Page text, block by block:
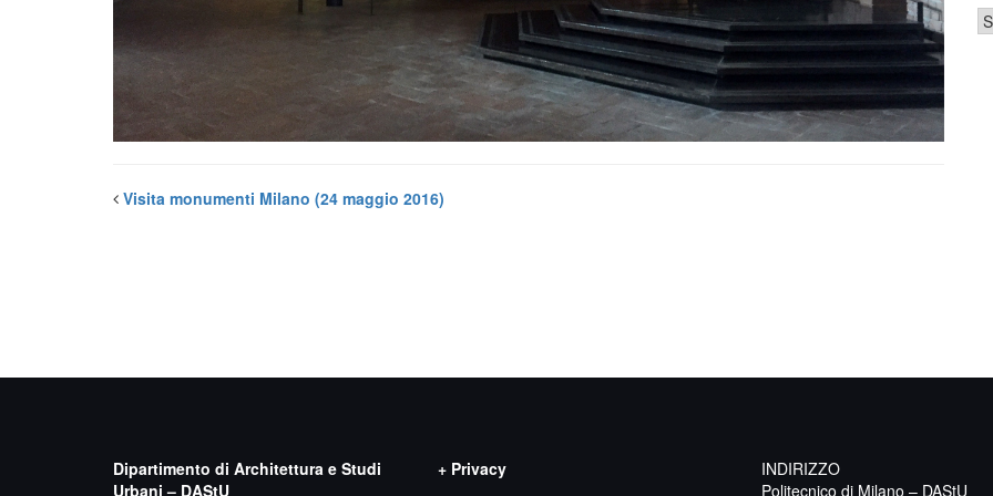
Visita monumenti Milano (24 maggio 2016)
Dipartimento di Architettura e Studi
Urbani – DAStU
+ Privacy
INDIRIZZO
Politecnico di Milano – DAStU